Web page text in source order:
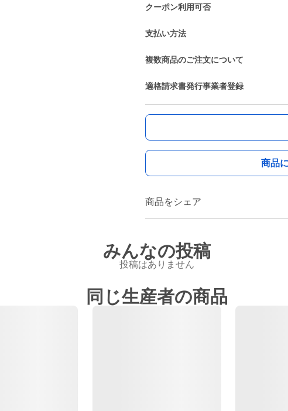
クーポン利用可否
支払い方法
複数商品のご注文について
適格請求書発行事業者登録
商品
商品をシェア
みんなの投稿
投稿はありません
同じ生産者の商品